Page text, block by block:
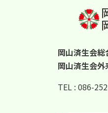
岡山済生会総
岡山済生会
TEL : 086-